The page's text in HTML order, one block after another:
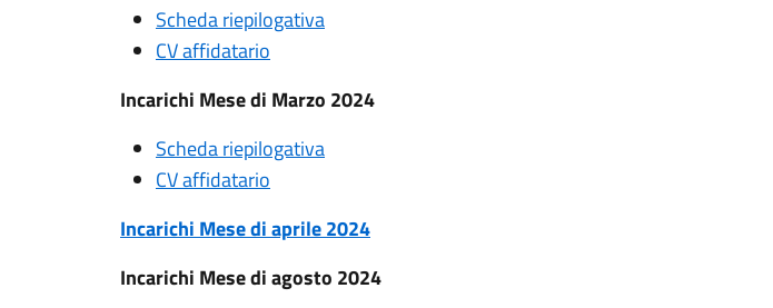
Scheda riepilogativa
CV affidatario
Incarichi Mese di Marzo 2024
Scheda riepilogativa
CVaffidatario
Incarichi Mese di aprile 2024
Incarichi Mese di agosto 2024